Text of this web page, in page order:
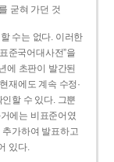
굳혀 가던 것
수는 없다. 이러한
준국어대사전”을
에 초판이 발간된
재에도 계속 수정·
할 수 있다. 그뿐
에는 비표준어였
가하여 발표하고
있다.